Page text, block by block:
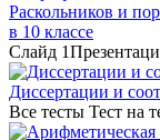
Раскольников и
в 10 классе
Слайд
Диссертации и
Все тесты Тест на